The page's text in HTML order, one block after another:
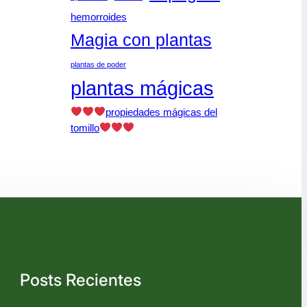
hemorroides
Magia con plantas
plantas de poder
plantas mágicas
propiedades mágicas del
tomillo
Posts Recientes